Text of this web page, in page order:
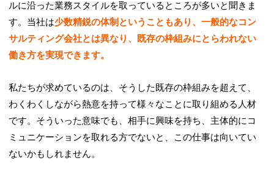
ルに沿った業務スタイルを取っているところが多いと聞きま
す。当社は少数精鋭の体制ということもあり、一般的なコン
サルティング会社とは異なり、既存の枠組みにとらわれない
働き方を実現できます。
私たちが求めているのは、そうした既存の枠組みを超えて、
わくわくしながら熱意を持って様々なことに取り組める人材
です。そういった意味でも、相手に興味を持ち、主体的にコ
ミュニケーションを取れる方でないと、この仕事は向いてい
ないかもしれません。